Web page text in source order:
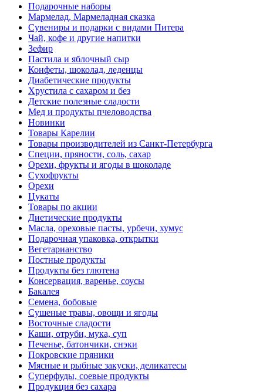
Подарочные наборы
Мармелад, Мармеладная сказка
Сувениры и подарки с видами Питера
Чай, кофе и другие напитки
Зефир
Пастила и яблочный сыр
Конфеты, шоколад, леденцы
Диабетические продукты
Хрустила с сахаром и без
Детские полезные сладости
Мед и продукты пчеловодства
Новинки
Товары Карелии
Товары производителей из Санкт-Петербурга
Специи, пряности, соль, сахар
Орехи, фрукты и ягоды в шоколаде
Сухофрукты
Орехи
Цукаты
Товары по акции
Диетические продукты
Масла, ореховые пасты, урбечи, хумус
Подарочная упаковка, открытки
Вегетарианство
Постные продукты
Продукты без глютена
Консервация, варенье, соусы
Бакалея
Семена, бобовые
Сушеные травы, овощи и ягоды
Восточные сладости
Каши, отруби, мука, суп
Печенье, батончики, снэки
Покровские пряники
Мясные и рыбные закуски, деликатесы
Суперфуды, соевые продукты
Продукция без сахара